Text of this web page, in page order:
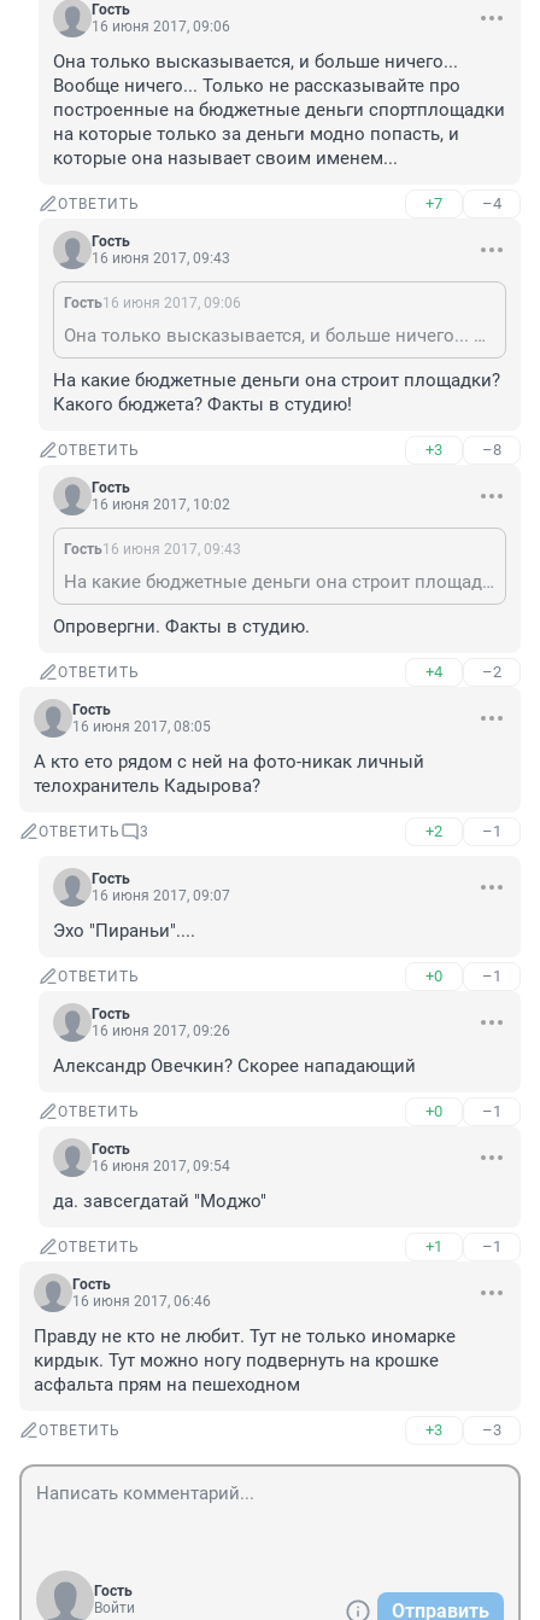
Гость
16 июня 2017, 09:06
Она только высказывается, и больше ничего...
Вообще ничего... Только не рассказывайте про
построенные на бюджетные деньги спортплощадки
на которые только за деньги модно попасть, и
которые она называет своим именем...
ОТВЕТИТЬ +7 –4
Гость
16 июня 2017, 09:43
Гость16 июня 2017, 09:06
Она только высказывается, и больше ничего... Вообще ничего... Только не рассказывайте про построенные на бюджетные деньги спортплощадки на которые только за деньги модно попасть, и которые она называет своим именем...
На какие бюджетные деньги она строит площадки?
Какого бюджета? Факты в студию!
ОТВЕТИТЬ +3 –8
Гость
16 июня 2017, 10:02
Гость16 июня 2017, 09:43
На какие бюджетные деньги она строит площадки? Какого бюджета? Факты в студию!
Опровергни. Факты в студию.
ОТВЕТИТЬ +4 –2
Гость
16 июня 2017, 08:05
А кто ето рядом с ней на фото-никак личный
телохранитель Кадырова?
ОТВЕТИТЬ 3 +2 –1
Гость
16 июня 2017, 09:07
Эхо "Пираньи"....
ОТВЕТИТЬ +0 –1
Гость
16 июня 2017, 09:26
Александр Овечкин? Скорее нападающий
ОТВЕТИТЬ +0 –1
Гость
16 июня 2017, 09:54
да. завсегдатай "Мoджo"
ОТВЕТИТЬ +1 –1
Гость
16 июня 2017, 06:46
Правду не кто не любит. Тут не только иномарке
кирдык. Тут можно ногу подвернуть на крошке
асфальта прям на пешеходном
ОТВЕТИТЬ +3 –3
Гость
Войти
Отправить